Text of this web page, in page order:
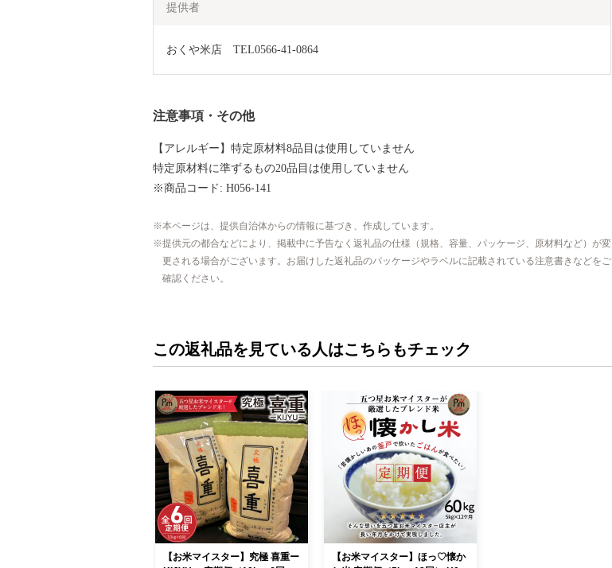
提供者
おくや米店　TEL0566-41-0864
注意事項・その他
【アレルギー】特定原材料8品目は使用していません
特定原材料に準ずるもの20品目は使用していません
※商品コード: H056-141
本ページは、提供自治体からの情報に基づき、作成しています。
提供元の都合などにより、掲載中に予告なく返礼品の仕様（規格、容量、パッケージ、原材料など）が変
更される場合がございます。お届けした返礼品のパッケージやラベルに記載されている注意書きなどをご
確認ください。
この返礼品を見ている人はこちらもチェック
【お米マイスター】究極 喜重ー
【お米マイスター】ほっ♡懐か